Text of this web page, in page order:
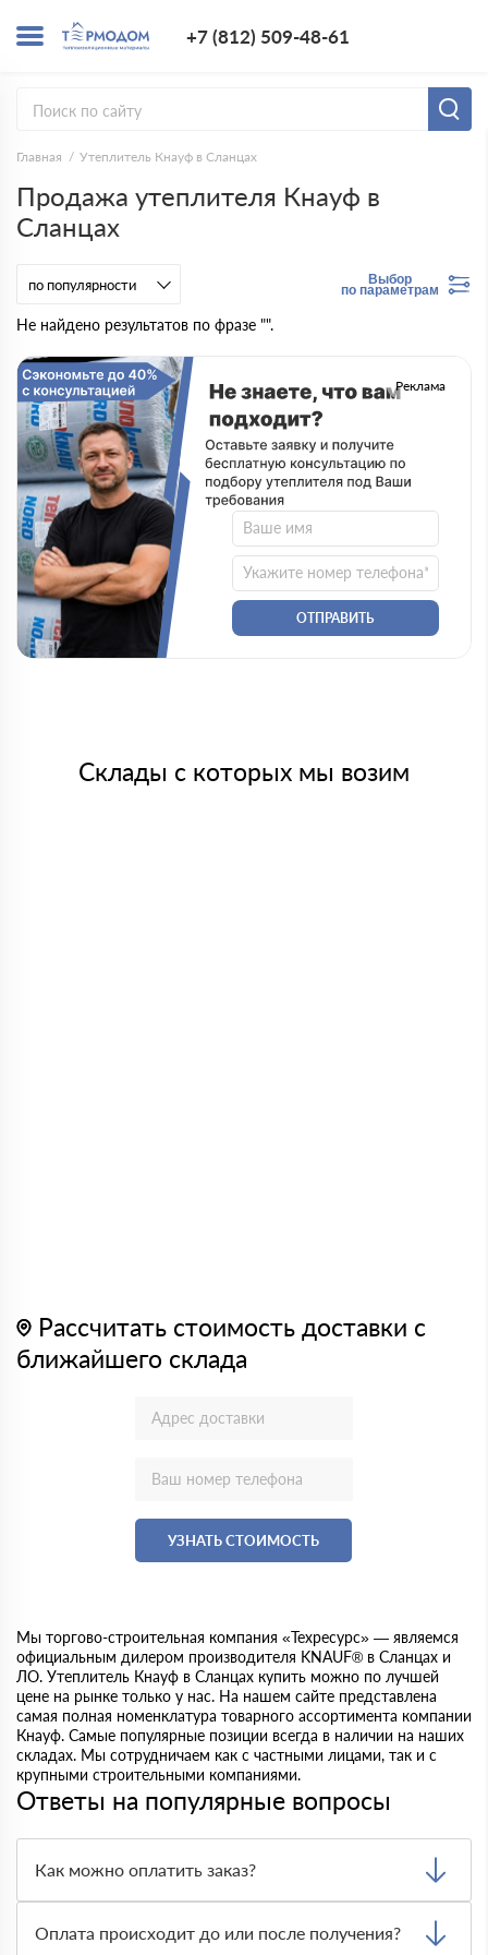
+7 (812) 509-48-61
Главная Утеплитель Кнауф в Сланцах
Продажа утеплителя Кнауф в
Сланцах
Выбор
по параметрам
Не найдено результатов по фразе "".
Реклама
ОТПРАВИТЬ
Склады с которых мы возим
Рассчитать стоимость доставки с
ближайшего склада
УЗНАТЬ СТОИМОСТЬ
Мы торгово-строительная компания «Техресурс» — являемся
официальным дилером производителя KNAUF® в Сланцах и
ЛО. Утеплитель Кнауф в Сланцах купить можно по лучшей
цене на рынке только у нас. На нашем сайте представлена
самая полная номенклатура товарного ассортимента компании
Кнауф. Самые популярные позиции всегда в наличии на наших
складах. Мы сотрудничаем как с частными лицами, так и с
крупными строительными компаниями.
Ответы на популярные вопросы
Как можно оплатить заказ?
картой или по безналичному расчёту. Менеджер заранее
подскажет, какой вариант удобнее для вашего заказа.
Оплата происходит до или после получения?